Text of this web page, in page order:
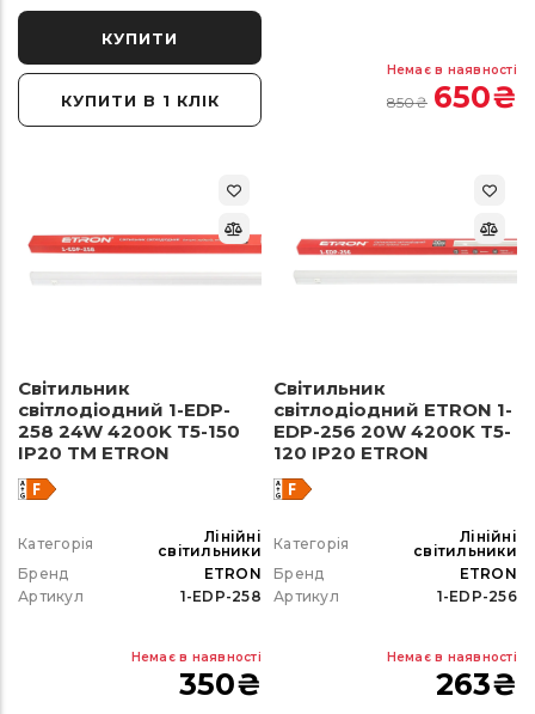
КУПИТИ
КУПИТИ В 1 КЛІК
Немає в наявності
850₴ 650₴
Світильник
світлодіодний 1-EDP-
258 24W 4200K T5-150
IP20 TM ETRON
Категорія
Лінійні
світильники
Бренд
ETRON
Артикул
1-EDP-258
Немає в наявності
350₴
Світильник
світлодіодний ETRON 1-
EDP-256 20W 4200K T5-
120 IP20 ETRON
Категорія
Лінійні
світильники
Бренд
ETRON
Артикул
1-EDP-256
Немає в наявності
263₴